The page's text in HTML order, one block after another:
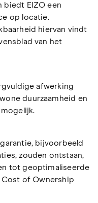
biedt EIZO een
op locatie.
hiervan vindt
van het
afwerking
duurzaamheid en
bijvoorbeeld
zouden ontstaan,
tot geoptimaliseerde
Cost of Ownership